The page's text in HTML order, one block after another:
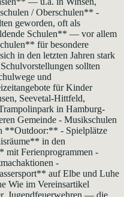
/ Oberschulen** -
geworden, oft als
Schulen** — vor allem
für besondere
in den letzten Jahren stark
sollten
und
für Kinder
Seevetal-Hittfeld,
in Hamburg-
Gemeinde - Musikschulen
**Outdoor:** - Spielplätze
in den
mit Ferienprogrammen -
-
auf Elbe und Luhe
Wie im Vereinsartikel
Jugendfeuerwehren — die